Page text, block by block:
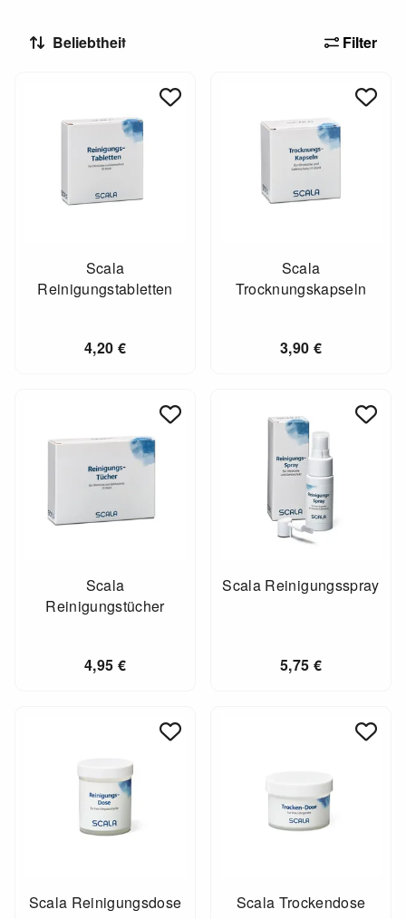
Filter
Scala
Reinigungstabletten
4,20 €
Scala
Trocknungskapseln
3,90 €
Scala
Reinigungstücher
4,95 €
Scala Reinigungsspray
5,75 €
Scala Reinigungsdose Scala Trockendose